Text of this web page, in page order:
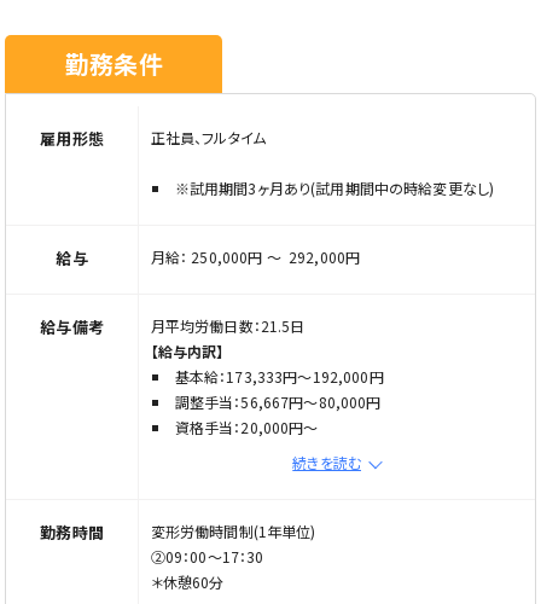
・スキルアップを目指したい方
・長く安定して働きたい方
※ご応募の際は「Elabel（エラベル）を見た」とお伝えくださ
勤務条件
雇用形態 正社員、フルタイム
※試用期間3ヶ月あり(試用期間中の時給変更なし)
給与 月給： 250,000円 〜 292,000円
給与備考
月平均労働日数：21.5日
【給与内訳】
基本給：173,333円〜192,000円
調整手当：56,667円〜80,000円
資格手当：20,000円〜
通勤手当：上限21,500円
昇給 1月あたり：0円〜5,000円(前年度実績)
続きを読む
勤務時間
変形労働時間制(1年単位)
②09：00〜17：30
＊休憩60分